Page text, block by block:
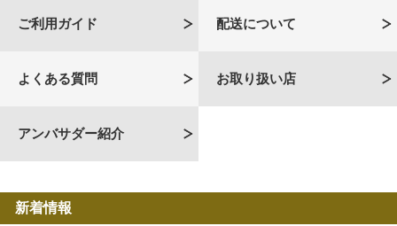
ご利用ガイド 配送について
よくある質問 お取り扱い店
アンバサダー紹介
新着情報